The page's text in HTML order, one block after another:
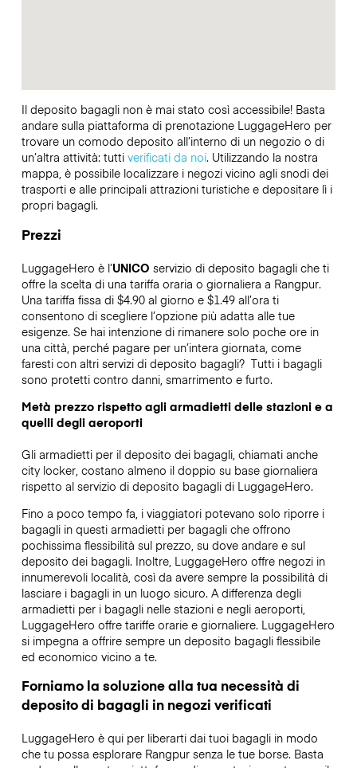
Il deposito bagagli non è mai stato così accessibile! Basta
andare sulla piattaforma di prenotazione LuggageHero per
trovare un comodo deposito all’interno di un negozio o di
un’altra attività: tutti verificati da noi. Utilizzando la nostra
mappa, è possibile localizzare i negozi vicino agli snodi dei
trasporti e alle principali attrazioni turistiche e depositare lì i
propri bagagli.
Prezzi
LuggageHero è l’UNICO servizio di deposito bagagli che ti
offre la scelta di una tariffa oraria o giornaliera a Rangpur.
Una tariffa fissa di $4.90 al giorno e $1.49 all’ora ti
consentono di scegliere l’opzione più adatta alle tue
esigenze. Se hai intenzione di rimanere solo poche ore in
una città, perché pagare per un’intera giornata, come
faresti con altri servizi di deposito bagagli? Tutti i bagagli
sono protetti contro danni, smarrimento e furto.
Metà prezzo rispetto agli armadietti delle stazioni e a
quelli degli aeroporti
Gli armadietti per il deposito dei bagagli, chiamati anche
city locker, costano almeno il doppio su base giornaliera
rispetto al servizio di deposito bagagli di LuggageHero.
Fino a poco tempo fa, i viaggiatori potevano solo riporre i
bagagli in questi armadietti per bagagli che offrono
pochissima flessibilità sul prezzo, su dove andare e sul
deposito dei bagagli. Inoltre, LuggageHero offre negozi in
innumerevoli località, così da avere sempre la possibilità di
lasciare i bagagli in un luogo sicuro. A differenza degli
armadietti per i bagagli nelle stazioni e negli aeroporti,
LuggageHero offre tariffe orarie e giornaliere. LuggageHero
si impegna a offrire sempre un deposito bagagli flessibile
ed economico vicino a te.
Forniamo la soluzione alla tua necessità di
deposito di bagagli in negozi verificati
LuggageHero è qui per liberarti dai tuoi bagagli in modo
che tu possa esplorare Rangpur senza le tue borse. Basta